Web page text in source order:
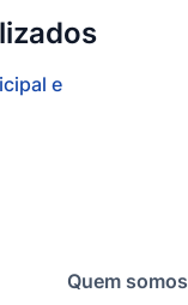
e
Quem somos